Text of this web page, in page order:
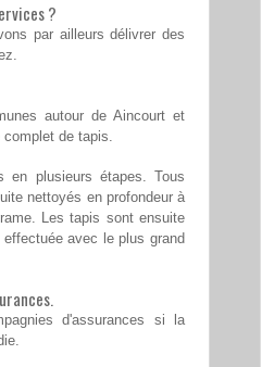
?
par ailleurs délivrer des
autour de Aincourt et
de tapis.
en plusieurs étapes. Tous
nettoyés en profondeur à
Les tapis sont ensuite
avec le plus grand
d'assurances si la